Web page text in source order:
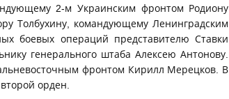
2-м Украинским фронтом Родиону
Толбухину, командующему Ленинградским
боевых операций представителю Ставки
генерального штаба Алексею Антонову.
фронтом Кирилл Мерецков. В
орден.